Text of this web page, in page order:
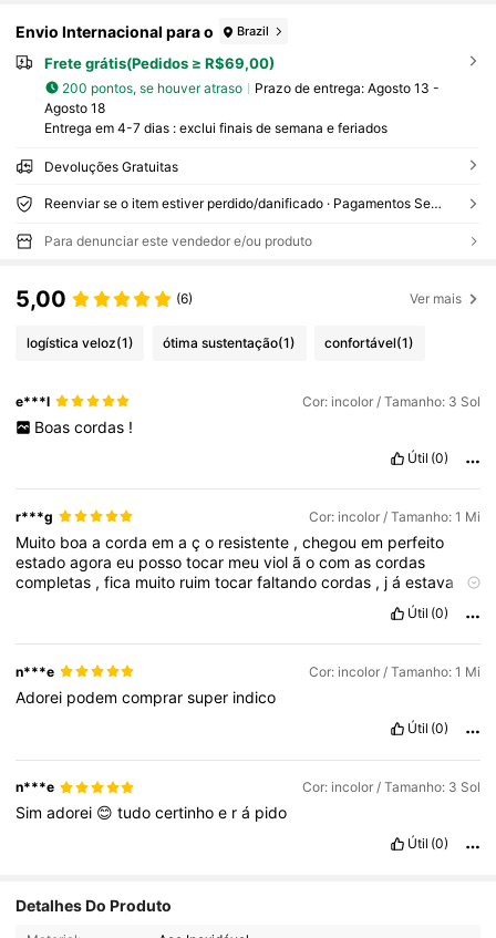
Envio Internacional para o Brazil
Frete grátis(Pedidos ≥ R$69,00)
200 pontos, se houver atraso Prazo de entrega: Agosto 13 -
Agosto 18
Entrega em 4-7 dias : exclui finais de semana e feriados
Devoluções Gratuitas
Reenviar se o item estiver perdido/danificado · Pagamentos Seguros · Proteção de privacidade
Para denunciar este vendedor e/ou produto
5,00 (6) Ver mais
logística veloz(1) ótima sustentação(1) confortável(1)
e***l Cor: incolor / Tamanho: 3 Sol
Boas cordas !
Útil (0)
r***g Cor: incolor / Tamanho: 1 Mi
Muito boaacordaemaço resistente ,chegouem perfeito
estadoagoraeu possotocar meuviolãocomascordas
completas ,fica muito ruimtocarfaltandocordas , jáestava
obrigado
Útil (0)
n***e Cor: incolor / Tamanho: 1 Mi
Adorei podemcomprarsuper indico
Útil (0)
n***e Cor: incolor / Tamanho: 3 Sol
Simadorei 😊tudocertinhoe rá pido
Útil (0)
Detalhes Do Produto